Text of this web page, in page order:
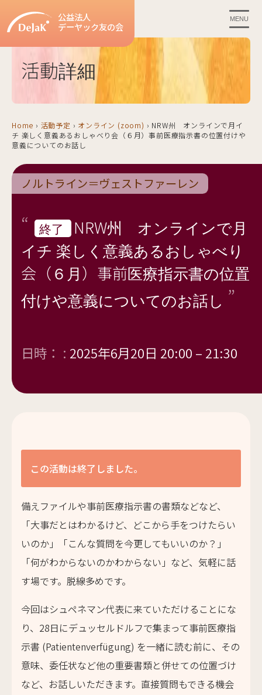
公益法人
デーヤック友の会
MENU
活動詳細
Home › 活動予定 › オンライン (zoom) › NRW州 オンラインで月イ
チ 楽しく意義あるおしゃべり会（６月）事前医療指示書の位置付けや
意義についてのお話し
ノルトライン＝ヴェストファーレン
終了
NRW州 オンラインで月
イチ 楽しく意義あるおしゃべり
会（６月）事前医療指示書の位置
付けや意義についてのお話し
日時： : 2025年6月20日 20:00 – 21:30
この活動は終了しました。
備えファイルや事前医療指示書の書類などなど、
「大事だとはわかるけど、どこから手をつけたらい
いのか」「こんな質問を今更してもいいのか？」
「何がわからないのかわからない」など、気軽に話
す場です。脱線多めです。
今回はシュペネマン代表に来ていただけることにな
り、28日にデュッセルドルフで集まって事前医療指
示書 (Patientenverfügung) を一緒に読む前に、その
意味、委任状など他の重要書類と併せての位置づけ
など、お話しいただきます。直接質問もできる機会